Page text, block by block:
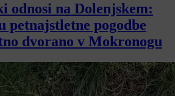
odnosi na Dolenjskem:
petnajstletne pogodbe
dvorano v Mokronogu